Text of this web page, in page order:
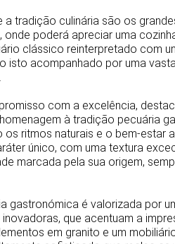
a tradição culinária são os
onde poderá apreciar uma
clássico reinterpretado com
isto acompanhado por uma
com a excelência,
à tradição pecuária
os ritmos naturais e o bem-estar
único, com uma textura
marcada pela sua origem,
gastronómica é valorizada por
que acentuam a
em granito e um